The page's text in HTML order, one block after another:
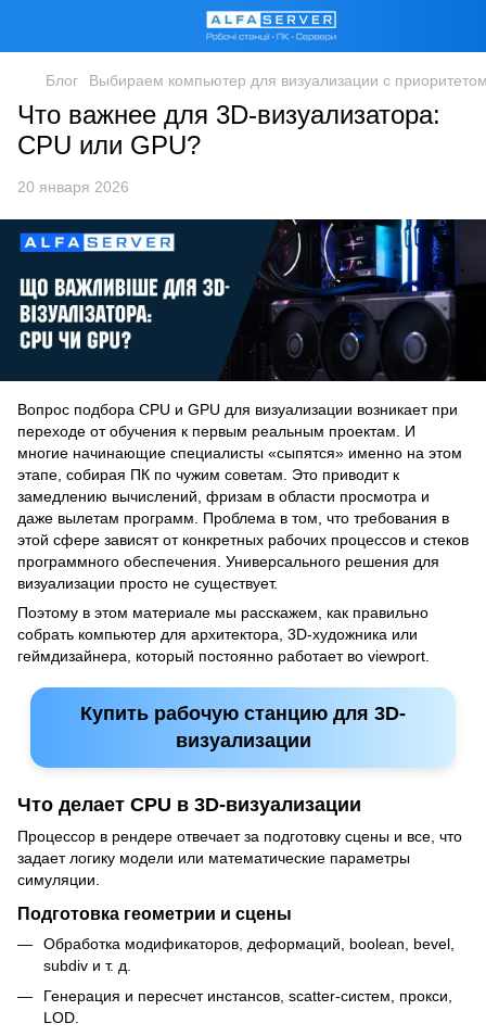
Блог Выбираем компьютер для визуализации с
Что важнее для 3D-визуализатора:
CPU или GPU?
20 января 2026
Вопрос подбора CPU и GPU для визуализации возникает при
переходе от обучения к первым реальным проектам. И
многие начинающие специалисты «сыпятся» именно на этом
этапе, собирая ПК по чужим советам. Это приводит к
замедлению вычислений, фризам в области просмотра и
даже вылетам программ. Проблема в том, что требования в
этой сфере зависят от конкретных рабочих процессов и стеков
программного обеспечения. Универсального решения для
визуализации просто не существует.
Поэтому в этом материале мы расскажем, как правильно
собрать компьютер для архитектора, 3D-художника или
геймдизайнера, который постоянно работает во viewport.
Купить рабочую станцию для 3D-
визуализации
Что делает CPU в 3D-визуализации
Процессор в рендере отвечает за подготовку сцены и все, что
задает логику модели или математические параметры
симуляции.
Подготовка геометрии и сцены
Обработка модификаторов, деформаций, boolean, bevel,
subdiv и т. д.
Генерация и пересчет инстансов, scatter-систем, прокси,
LOD.